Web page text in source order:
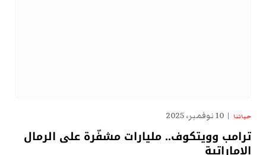
حياتنا 10 نوفمبر، 2025
ترامب وويتكوف.. مليارات مشفّرة على الرمال
الإماراتية